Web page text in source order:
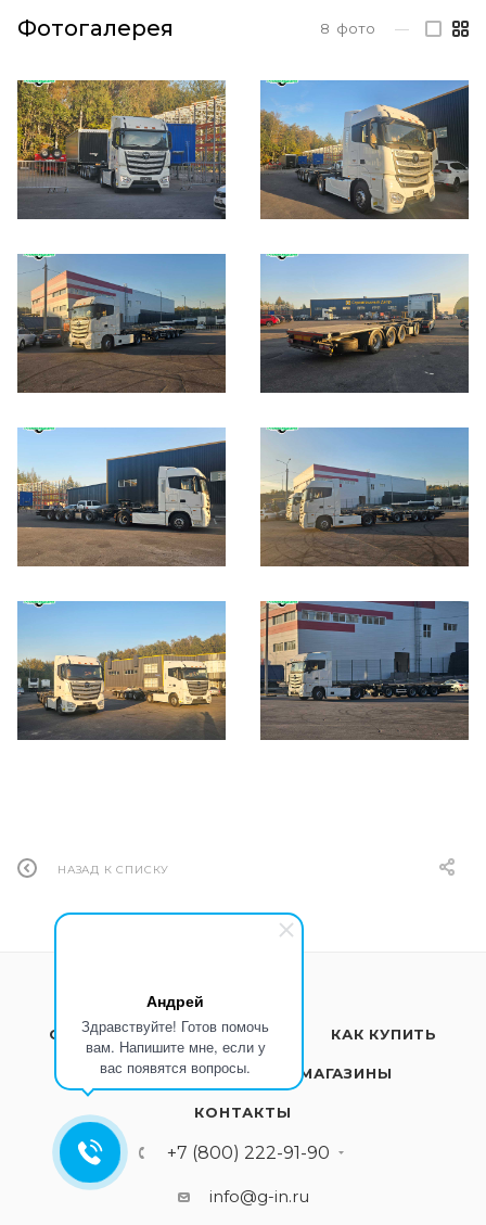
Андрей
Здравствуйте! Готов помочь
вам. Напишите мне, если у
вас появятся вопросы.
Фотогалерея 8 фото —
НАЗАД К СПИСКУ
О КОМПАНИИ УСЛУГИ КАК КУПИТЬ
ПРОИЗВОДИТЕЛИ МАГАЗИНЫ
КОНТАКТЫ
+7 (800) 222-91-90
info@g-in.ru